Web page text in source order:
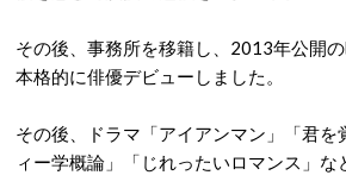
その後、事務所を移籍し、2013年公開
本格的に俳優デビューしました。
その後、ドラマ「アイアンマン」「君を
ィー学概論」「じれったいロマンス」な